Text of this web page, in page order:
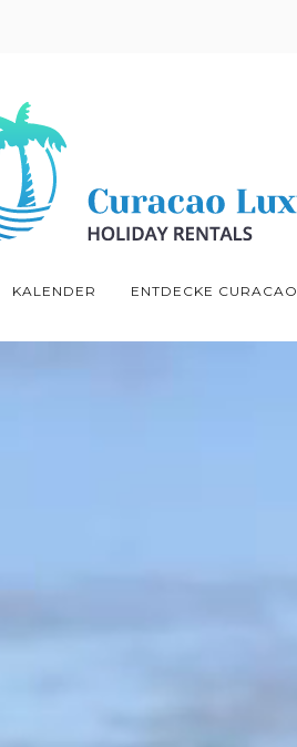
KALENDER ENTDECKE CURACAO